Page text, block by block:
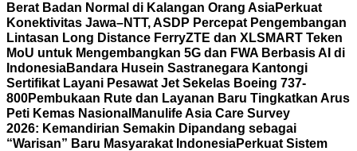
Berat Badan Normal di Kalangan Orang AsiaPerkuat
Konektivitas Jawa–NTT, ASDP Percepat Pengembangan
Lintasan Long Distance FerryZTE dan XLSMART Teken
MoU untuk Mengembangkan 5G dan FWA Berbasis AI di
IndonesiaBandara Husein Sastranegara Kantongi
Sertifikat Layani Pesawat Jet Sekelas Boeing 737-
800Pembukaan Rute dan Layanan Baru Tingkatkan Arus
Peti Kemas Nasional Manulife Asia Care Survey
2026: Kemandirian Semakin Dipandang sebagai
“Warisan” Baru Masyarakat IndonesiaPerkuat Sistem